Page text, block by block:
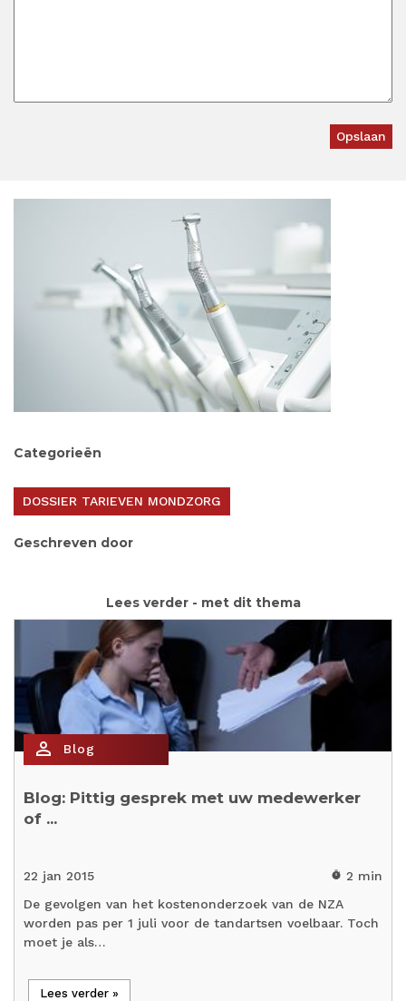
Categorieën
DOSSIER TARIEVEN MONDZORG
Geschreven door
Lees verder - met dit thema
person_outline Blog
Blog: Pittig gesprek met uw medewerker
of ...
22 jan 2015 timer 2 min
De gevolgen van het kostenonderzoek van de NZA
worden pas per 1 juli voor de tandartsen voelbaar. Toch
moet je als…
Lees verder »